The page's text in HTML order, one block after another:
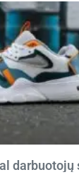
darbuotojų